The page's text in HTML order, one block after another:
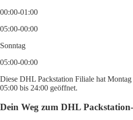
00:00-01:00
05:00-00:00
Sonntag
05:00-00:00
Diese DHL Packstation Filiale hat
05:00 bis 24:00 geöffnet.
Dein Weg zum DHL